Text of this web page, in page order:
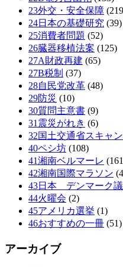
23外交・安全保障
24日本の基礎研究 (39)
25消費者問題 (52)
26臓器移植法案 (125)
27A財政再建 (65)
27B税制 (37)
28自民党改革 (48)
29防災 (10)
30質問主意書 (9)
31震災がれき (6)
32国土交通省スキャ
40ペシ坊 (108)
41湘南ベルマーレ
42湘南国際マラソン
43日本 デンマーク
44火曜会 (2)
45アメリカ選挙 (1)
46おすすめの一冊 (51)
アーカイブ